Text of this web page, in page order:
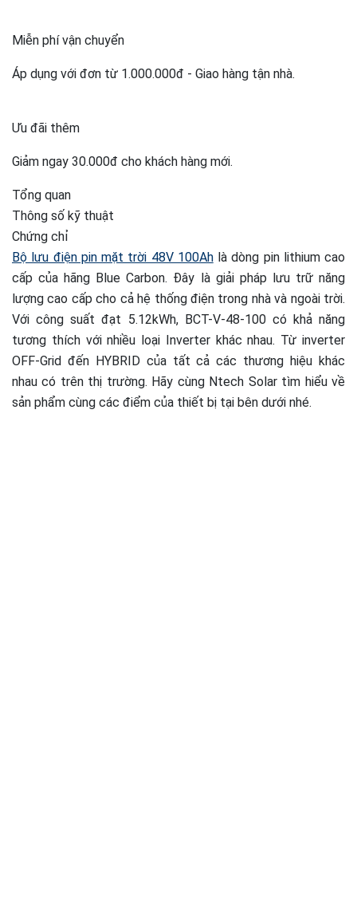
Miễn phí vận chuyển
Áp dụng với đơn từ 1.000.000đ - Giao hàng tận nhà.
Ưu đãi thêm
Giảm ngay 30.000đ cho khách hàng mới.
Tổng quan
Thông số kỹ thuật
Chứng chỉ
Bộ lưu điện pin mặt trời 48V 100Ahlà dòng pin lithium cao
cấp của hãng Blue Carbon. Đây là giải pháp lưu trữ năng
lượng cao cấp cho cả hệ thống điện trong nhà và ngoài trời.
Với công suất đạt 5.12kWh, BCT-V-48-100 có khả năng
tương thích với nhiều loại Inverter khác nhau. Từ inverter
OFF-Grid đến HYBRID của tất cả các thương hiệu khác
nhau có trên thị trường. Hãy cùng Ntech Solar tìm hiểu về
sản phẩm cùng các điểm của thiết bị tại bên dưới nhé.